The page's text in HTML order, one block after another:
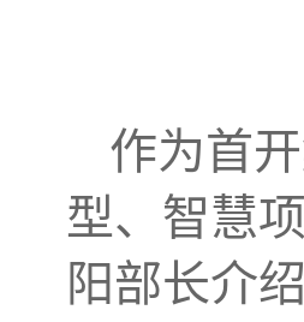
作为首
型、智慧
阳部长介